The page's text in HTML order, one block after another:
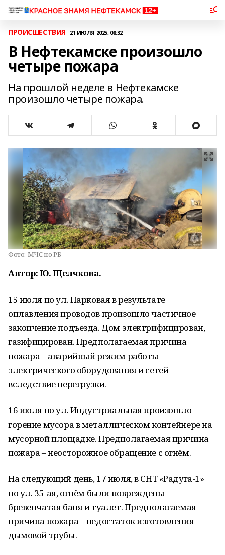
ПРОИСШЕСТВИЯ 21 ИЮЛЯ 2025, 08:32
В Нефтекамске произошло
четыре пожара
На прошлой неделе в Нефтекамске
произошло четыре пожара.
Фото: МЧС по РБ
Автор: Ю. Щелчкова.
15 июля по ул. Парковая в результате
оплавления проводов произошло частичное
закопчение подъезда. Дом электрифицирован,
газифицирован. Предполагаемая причина
пожара – аварийный режим работы
электрического оборудования и сетей
вследствие перегрузки.
16 июля по ул. Индустриальная произошло
горение мусора в металлическом контейнере на
мусорной площадке. Предполагаемая причина
пожара – неосторожное обращение с огнём.
На следующий день, 17 июля, в СНТ «Радуга-1»
по ул. 35-ая, огнём были повреждены
бревенчатая баня и туалет. Предполагаемая
причина пожара – недостаток изготовления
дымовой трубы.